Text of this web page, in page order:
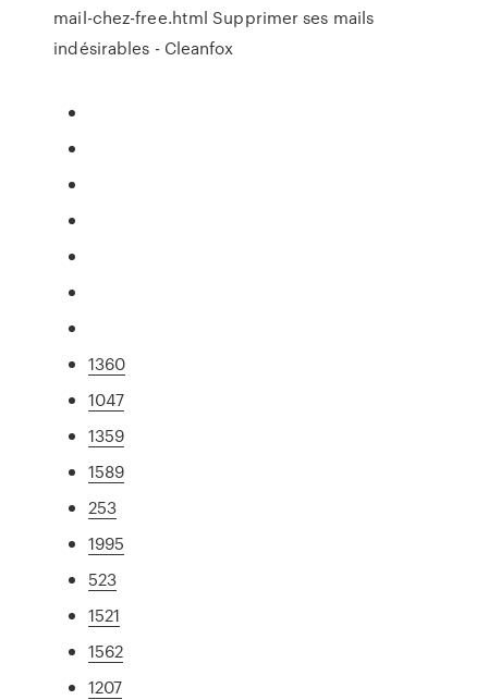
mail-chez-free.html Supprimer ses mails
indésirables - Cleanfox
1360
1047
1359
1589
253
1995
523
1521
1562
1207